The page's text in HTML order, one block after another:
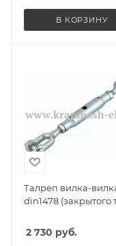
В КОРЗИНУ
Талреп вилка-
din1478 (закрытого
2 730 руб.